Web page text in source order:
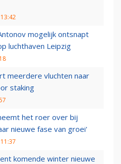
mogelijk ontsnapt
luchthaven Leipzig
meerdere vluchten naar
staking
het roer over bij
nieuwe fase van groei'
komende winter nieuwe